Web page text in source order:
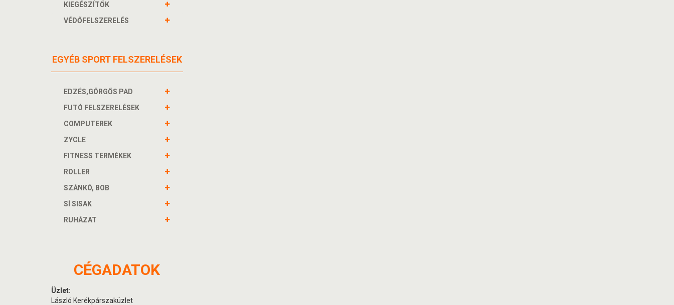
KIEGÉSZÍTŐK
VÉDŐFELSZERELÉS
EGYÉB SPORT FELSZERELÉSEK
EDZÉS,GÖRGŐS PAD
FUTÓ FELSZERELÉSEK
COMPUTEREK
ZYCLE
FITNESS TERMÉKEK
ROLLER
SZÁNKÓ, BOB
SÍ SISAK
RUHÁZAT
CÉGADATOK
Üzlet:
László Kerékpárszaküzlet